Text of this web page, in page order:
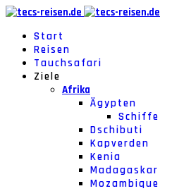
Start
Reisen
Tauchsafari
Ziele
Afrika
Ägypten
Schiffe
Dschibuti
Kapverden
Kenia
Madagaskar
Mozambique